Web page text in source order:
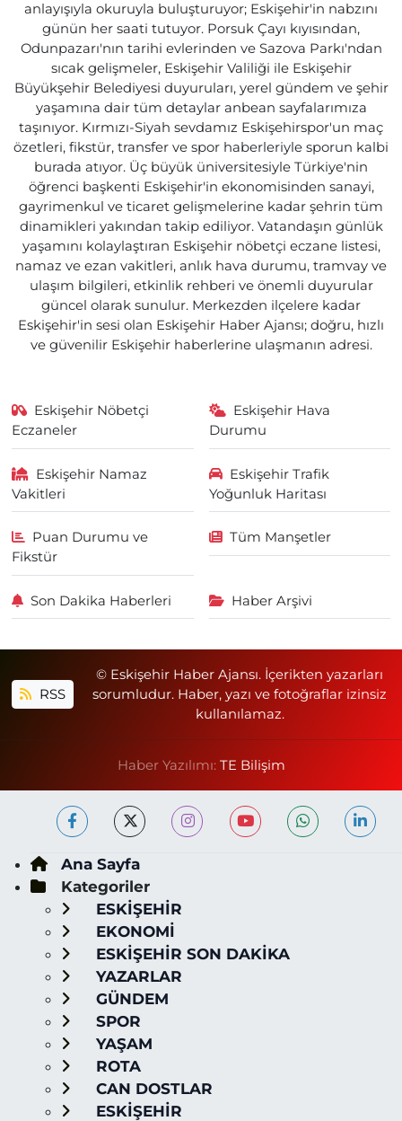
anlayışıyla okuruyla buluşturuyor; Eskişehir'in nabzını
günün her saati tutuyor. Porsuk Çayı kıyısından,
Odunpazarı'nın tarihi evlerinden ve Sazova Parkı'ndan
sıcak gelişmeler, Eskişehir Valiliği ile Eskişehir
Büyükşehir Belediyesi duyuruları, yerel gündem ve şehir
yaşamına dair tüm detaylar anbean sayfalarımıza
taşınıyor. Kırmızı-Siyah sevdamız Eskişehirspor'un maç
özetleri, fikstür, transfer ve spor haberleriyle sporun kalbi
burada atıyor. Üç büyük üniversitesiyle Türkiye'nin
öğrenci başkenti Eskişehir'in ekonomisinden sanayi,
gayrimenkul ve ticaret gelişmelerine kadar şehrin tüm
dinamikleri yakından takip ediliyor. Vatandaşın günlük
yaşamını kolaylaştıran Eskişehir nöbetçi eczane listesi,
namaz ve ezan vakitleri, anlık hava durumu, tramvay ve
ulaşım bilgileri, etkinlik rehberi ve önemli duyurular
güncel olarak sunulur. Merkezden ilçelere kadar
Eskişehir'in sesi olan Eskişehir Haber Ajansı; doğru, hızlı
ve güvenilir Eskişehir haberlerine ulaşmanın adresi.
Eskişehir Nöbetçi
Eczaneler
Eskişehir Hava
Durumu
Eskişehir Namaz
Vakitleri
Eskişehir Trafik
Yoğunluk Haritası
Puan Durumu ve
Fikstür
Tüm Manşetler
Son Dakika Haberleri Haber Arşivi
RSS
© Eskişehir Haber Ajansı. İçerikten yazarları
sorumludur. Haber, yazı ve fotoğraflar izinsiz
kullanılamaz.
Haber Yazılımı: TE Bilişim
Ana Sayfa
Kategoriler
ESKİŞEHİR
EKONOMİ
ESKİŞEHİR SON DAKİKA
YAZARLAR
GÜNDEM
SPOR
YAŞAM
ROTA
CAN DOSTLAR
ESKİŞEHİR